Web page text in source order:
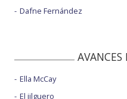
Dafne Fernández
AVANCES
Ella McCay
El jilguero